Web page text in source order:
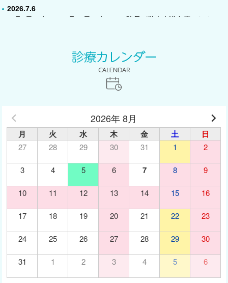
2026.7.6
７月8日（水）と７月22日（水）は、院長が学会会議出席のため、
6月19日（金）の午後は院長が学会出席のため、休診となりますの
5月20日（水）～2３日（土）は日本耳鼻咽喉科頭頸部外科学会総会
出席のため 休診となりますので、ご了承ください。
2026.5.6
ますので、 ご注意ください。
2026.3.31
５月１日（金）は院長が学会理事会出席のため、午後は休診となり
４月７日（火）の午後は、院長が所用のため、１６時から診療開始
2026年 8月
月 火 水 木 金 土 日
27 28 29 30 31 1 2
3 4 5 6 7 8 9
10 11 12 13 14 15 16
17 18 19 20 21 22 23
24 25 26 27 28 29 30
31 1 2 3 4 5 6